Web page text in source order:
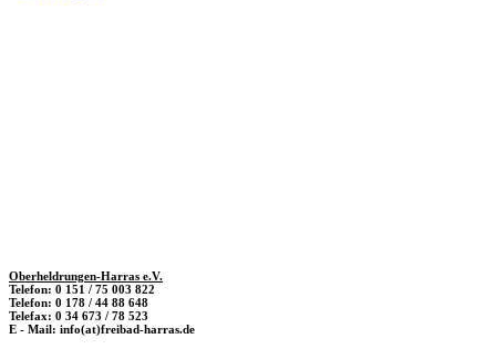
Oberheldrungen-Harras e.V.
Telefon: 0 151 / 75 003 822
Telefon: 0 178 / 44 88 648
Telefax: 0 34 673 / 78 523
E - Mail: info(at)freibad-harras.de